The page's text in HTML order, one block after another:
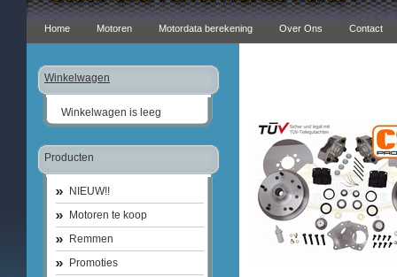
Home Motoren Motordata berekening Over Ons Contact
Winkelwagen
Winkelwagen is leeg
Producten
NIEUW!!
Motoren te koop
Remmen
Promoties